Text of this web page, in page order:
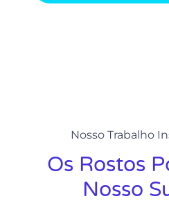
Nosso Trabalho
Os Rostos
Nosso